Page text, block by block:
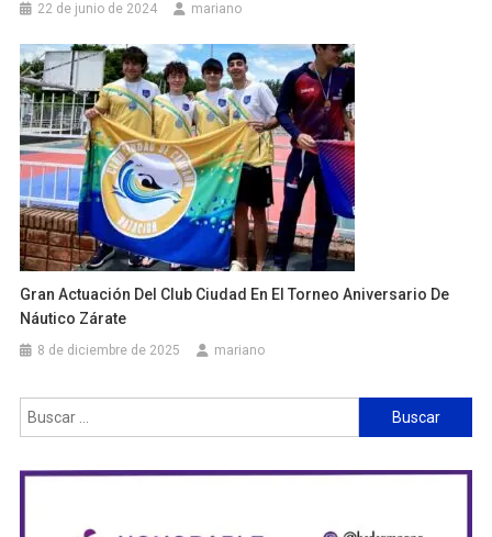
22 de junio de 2024 mariano
Gran Actuación Del Club Ciudad En El Torneo Aniversario De
Náutico Zárate
8 de diciembre de 2025 mariano
Buscar: